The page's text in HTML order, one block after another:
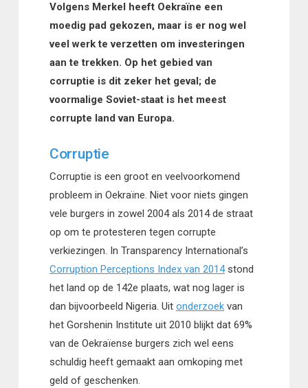
Volgens Merkel heeft Oekraïne een
moedig pad gekozen, maar is er nog wel
veel werk te verzetten om investeringen
aan te trekken. Op het gebied van
corruptie is dit zeker het geval; de
voormalige Soviet-staat is het meest
corrupte land van Europa.
Corruptie
Corruptie is een groot en veelvoorkomend
probleem in Oekraïne. Niet voor niets gingen
vele burgers in zowel 2004 als 2014 de straat
op om te protesteren tegen corrupte
verkiezingen. In Transparency International’s
Corruption Perceptions Index van 2014stond
het land op de 142e plaats, wat nog lager is
dan bijvoorbeeld Nigeria. Uit onderzoekvan
het Gorshenin Institute uit 2010 blijkt dat 69%
van de Oekraïense burgers zich wel eens
schuldig heeft gemaakt aan omkoping met
geld of geschenken.